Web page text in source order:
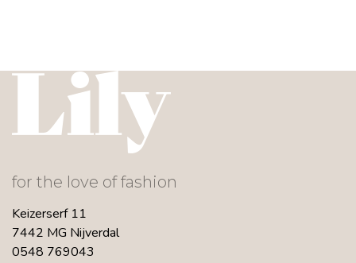
for the love of fashion
Keizerserf 11
7442 MG Nijverdal
0548 769043